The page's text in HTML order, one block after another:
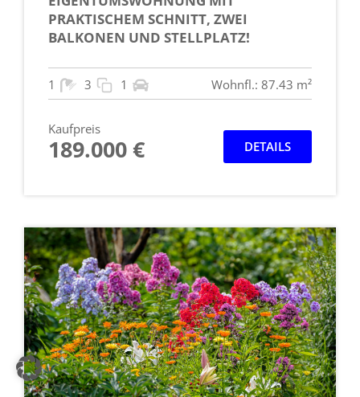
PRAKTISCHEM SCHNITT, ZWEI
BALKONEN UND STELLPLATZ!
1 3 1 Wohnfl.: 87.43 m²
Kaufpreis
189.000 € DETAILS